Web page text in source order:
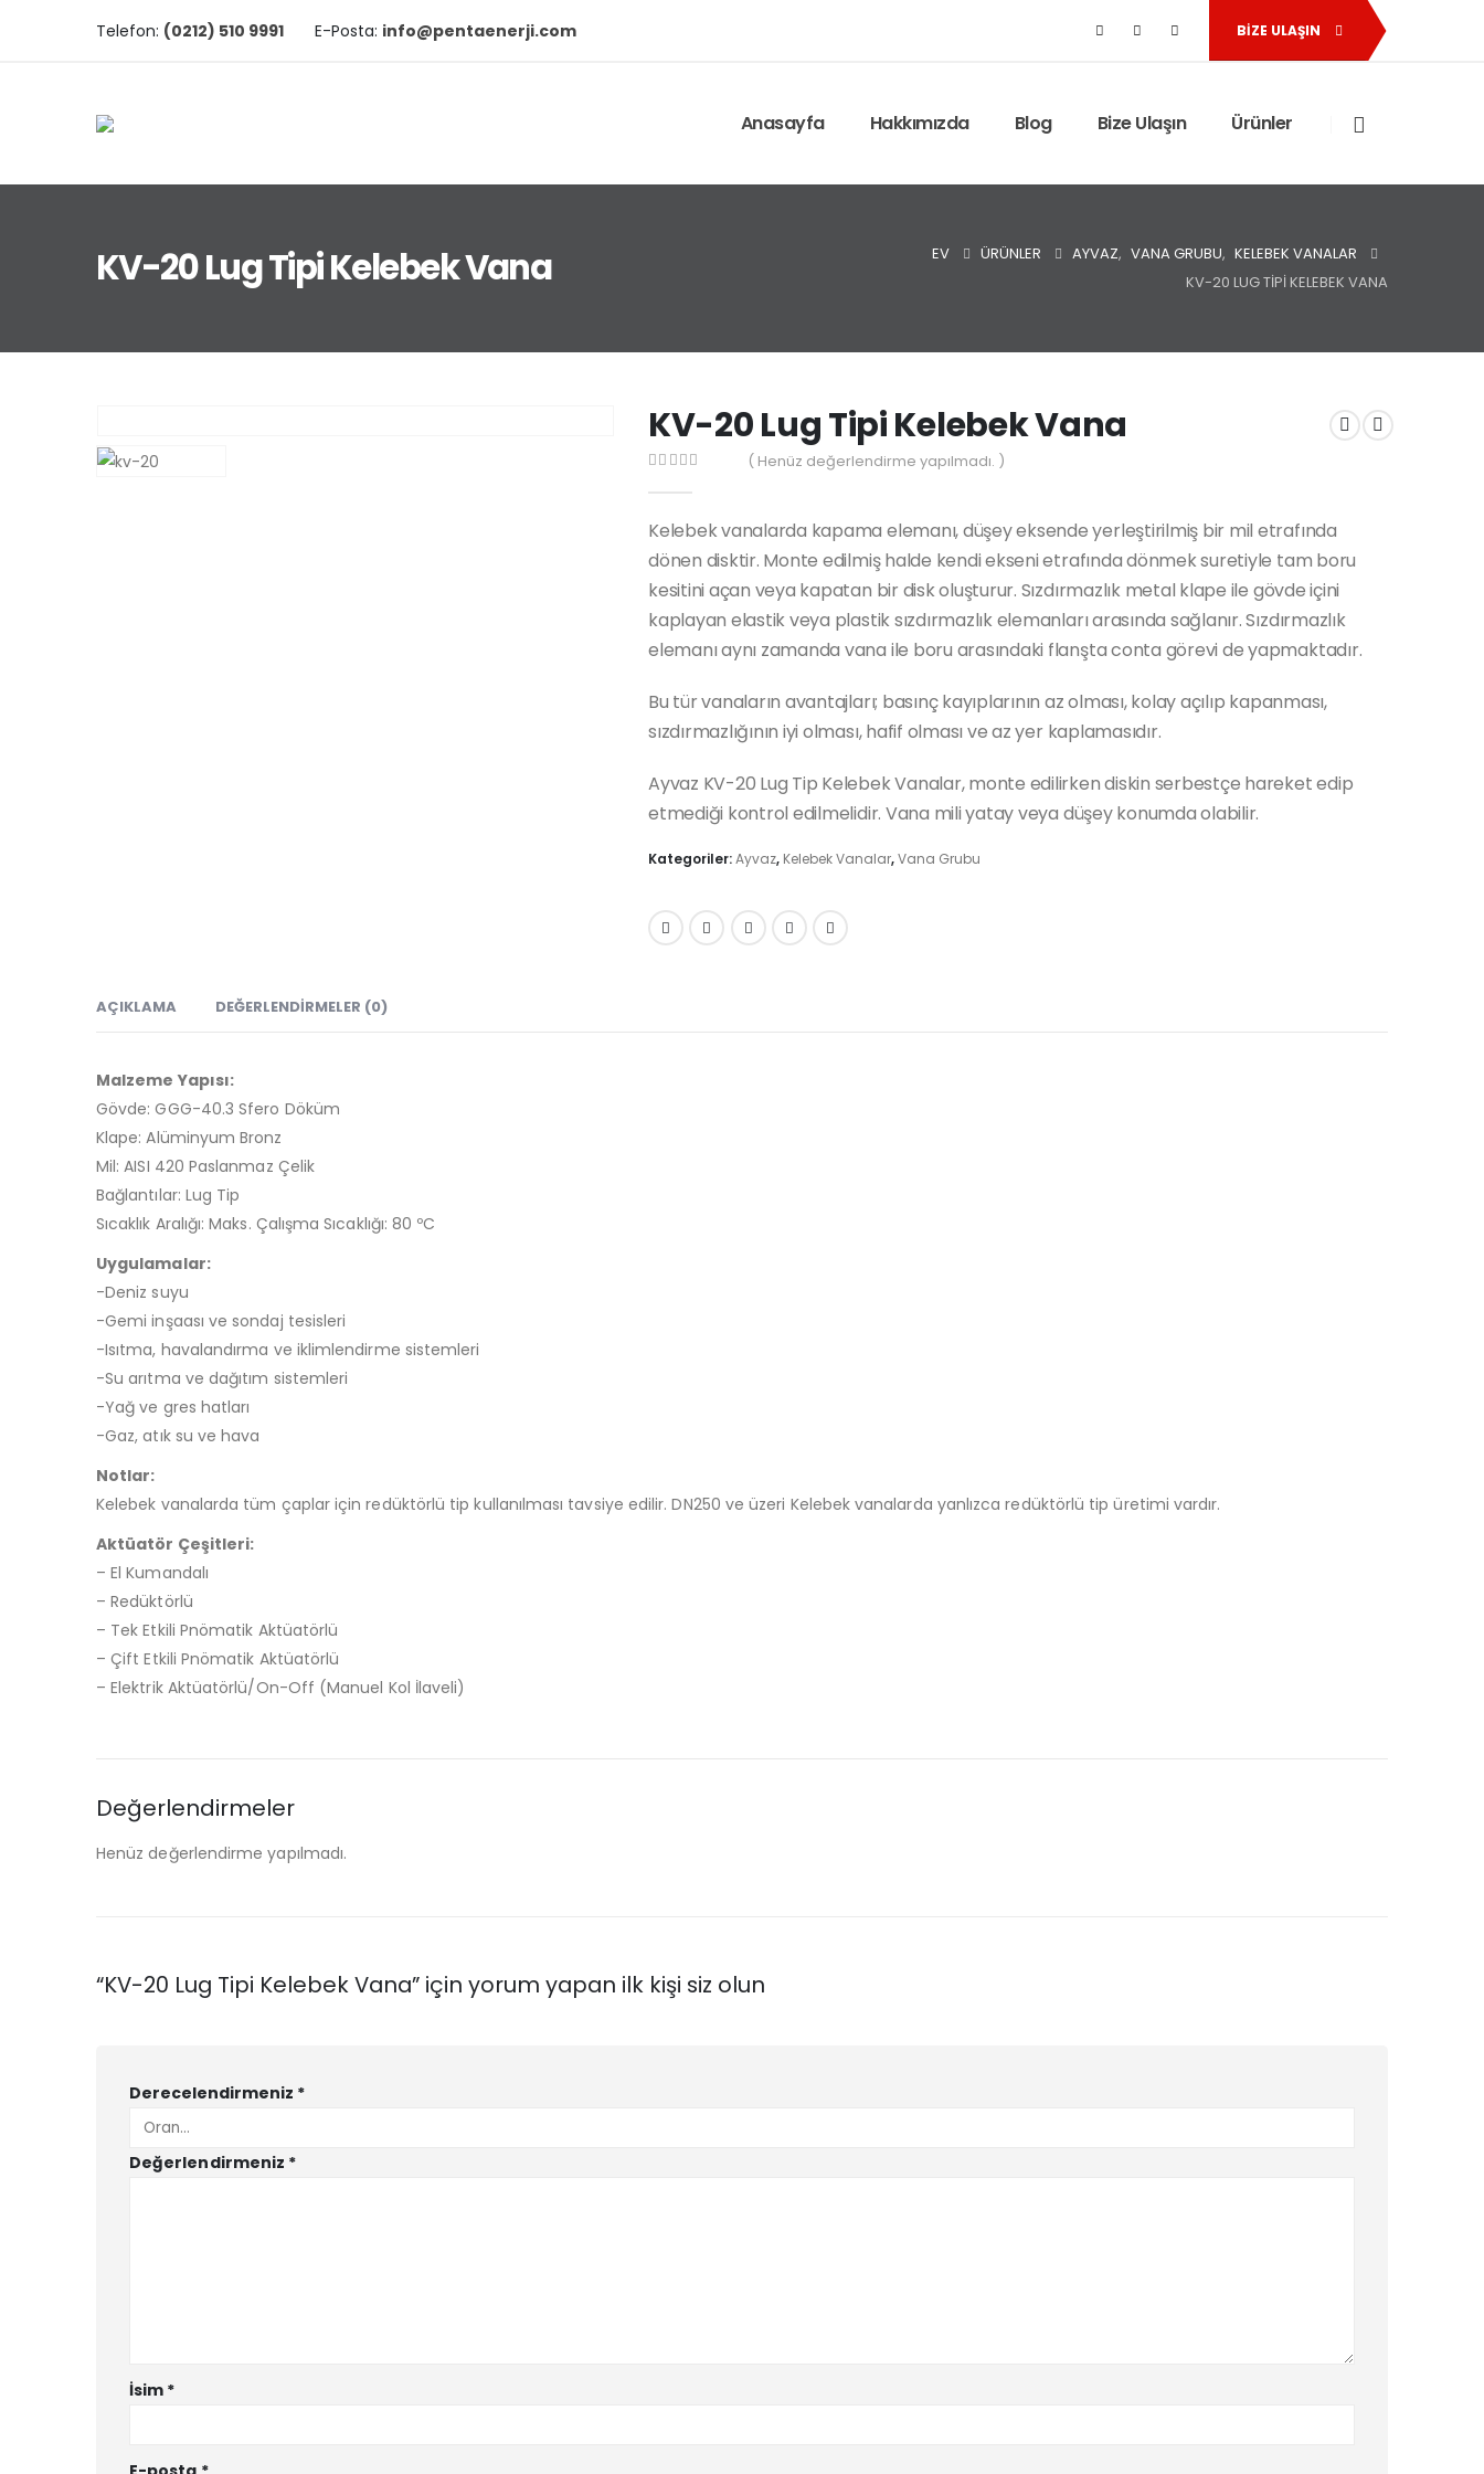
Telefon: (0212) 510 9991 E-Posta: info@pentaenerji.com BIZE ULAŞIN
Anasayfa Hakkımızda Blog Bize Ulaşın Ürünler
KV-20 Lug Tipi Kelebek Vana EV ÜRÜNLER AYVAZ, VANA GRUBU, KELEBEK VANALAR
KV-20 LUG TIPI KELEBEK VANA
KV-20 Lug Tipi Kelebek Vana
( Henüz değerlendirme yapılmadı. )
Kelebek vanalarda kapama elemanı, düşey eksende yerleştirilmiş bir mil etrafında
dönen disktir. Monte edilmiş halde kendi ekseni etrafında dönmek suretiyle tam boru
kesitini açan veya kapatan bir disk oluşturur. Sızdırmazlık metal klape ile gövde içini
kaplayan elastik veya plastik sızdırmazlık elemanları arasında sağlanır. Sızdırmazlık
elemanı aynı zamanda vana ile boru arasındaki flanşta conta görevi de yapmaktadır.
Bu tür vanaların avantajları; basınç kayıplarının az olması, kolay açılıp kapanması,
sızdırmazlığının iyi olması, hafif olması ve az yer kaplamasıdır.
Ayvaz KV-20 Lug Tip Kelebek Vanalar, monte edilirken diskin serbestçe hareket edip
etmediği kontrol edilmelidir. Vana mili yatay veya düşey konumda olabilir.
Kategoriler:Ayvaz, Kelebek Vanalar,Vana Grubu
AÇIKLAMA DEĞERLENDIRMELER (0)
Malzeme Yapısı:
Gövde: GGG-40.3 Sfero Döküm
Klape: Alüminyum Bronz
Mil: AISI 420 Paslanmaz Çelik
Bağlantılar: Lug Tip
Sıcaklık Aralığı: Maks. Çalışma Sıcaklığı: 80 ºC
Uygulamalar:
-Deniz suyu
-Gemi inşaası ve sondaj tesisleri
-Isıtma, havalandırma ve iklimlendirme sistemleri
-Su arıtma ve dağıtım sistemleri
-Yağ ve gres hatları
-Gaz, atık su ve hava
Notlar:
Kelebek vanalarda tüm çaplar için redüktörlü tip kullanılması tavsiye edilir. DN250 ve üzeri Kelebek vanalarda yanlızca redüktörlü tip üretimi vardır.
Aktüatör Çeşitleri:
– El Kumandalı
– Redüktörlü
– Tek Etkili Pnömatik Aktüatörlü
– Çift Etkili Pnömatik Aktüatörlü
– Elektrik Aktüatörlü/On-Off (Manuel Kol İlaveli)
Değerlendirmeler
Henüz değerlendirme yapılmadı.
“KV-20 Lug Tipi Kelebek Vana” için yorum yapan ilk kişi siz olun
Derecelendirmeniz *
Değerlendirmeniz *
İsim *